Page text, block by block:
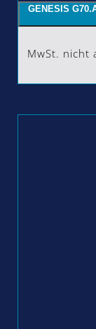
GENESIS
MwSt. nicht